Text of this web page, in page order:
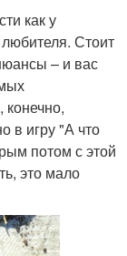
как у
Стоит
– и вас
в игру "А что
потом с этой
это мало